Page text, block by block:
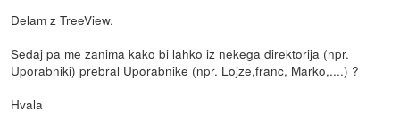
Delam z TreeView.
Sedaj pa me zanima kako bi lahko iz nekega direktorija (npr.
Uporabniki) prebral Uporabnike (npr. Lojze,franc, Marko,....) ?
Hvala